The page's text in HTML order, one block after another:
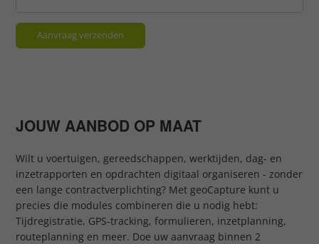
JOUW AANBOD OP MAAT
Wilt u voertuigen, gereedschappen, werktijden, dag- en
inzetrapporten en opdrachten digitaal organiseren - zonder
een lange contractverplichting? Met geoCapture kunt u
precies die modules combineren die u nodig hebt:
Tijdregistratie, GPS-tracking, formulieren, inzetplanning,
routeplanning en meer. Doe uw aanvraag binnen 2